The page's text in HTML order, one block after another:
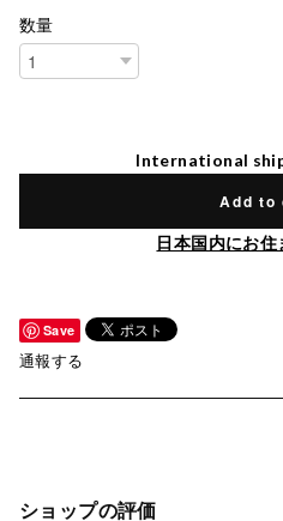
数量
International
Add to
日本国内にお
Save
通報する
ショップの評価